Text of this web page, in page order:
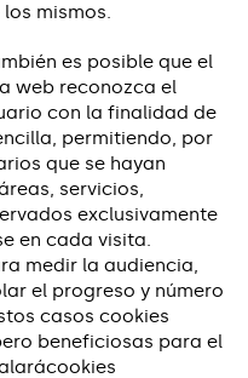
mismos.
es posible que el
web reconozca el
con la finalidad de
permitiendo, por
que se hayan
servicios,
exclusivamente
en cada visita.
medir la audiencia,
el progreso y número
casos cookies
beneficiosas para el